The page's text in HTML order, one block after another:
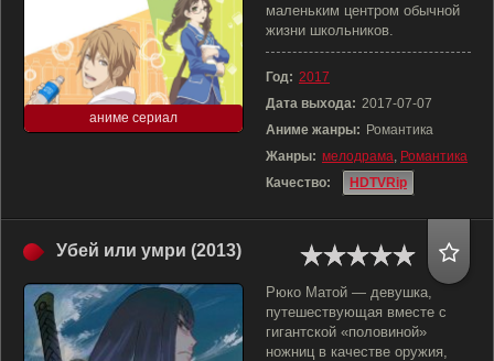
аниме сериал
маленьким центром обычной
жизни школьников.
Год: 2017
Дата выхода: 2017-07-07
Аниме жанры: Романтика
Жанры: мелодрама, Романтика
Качество:
HDTVRip
Убей или умри (2013)
Рюко Матой — девушка,
путешествующая вместе с
гигантской «половиной»
ножниц в качестве оружия,